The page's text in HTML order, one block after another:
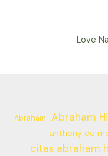
Love
Abraham Abraham
anthony de
citas abraham